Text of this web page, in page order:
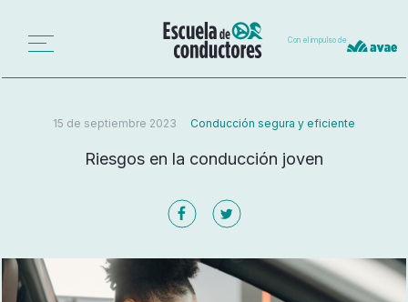
Con el impulso de
15 de septiembre 2023 Conducción segura y eficiente
Riesgos en la conducción joven